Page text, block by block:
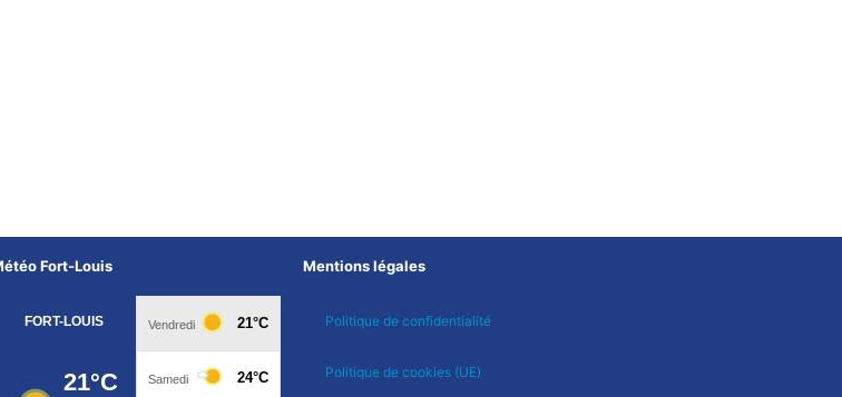
Fort-Louis Mentions légales
Politique de confidentialité
Politique de cookies (UE)